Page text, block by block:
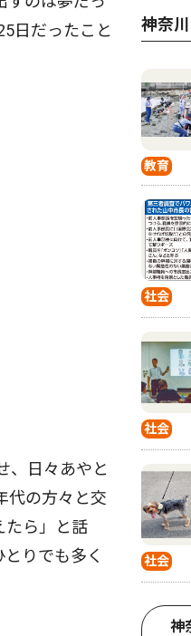
日だったこと
、日々あやと
代の方々と交
たら」と話
りでも多く
神奈
教育
社会
社会
社会
神